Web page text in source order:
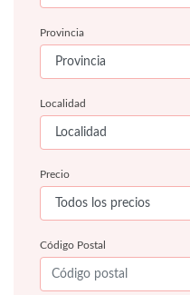
Provincia
Localidad
Precio
Código Postal